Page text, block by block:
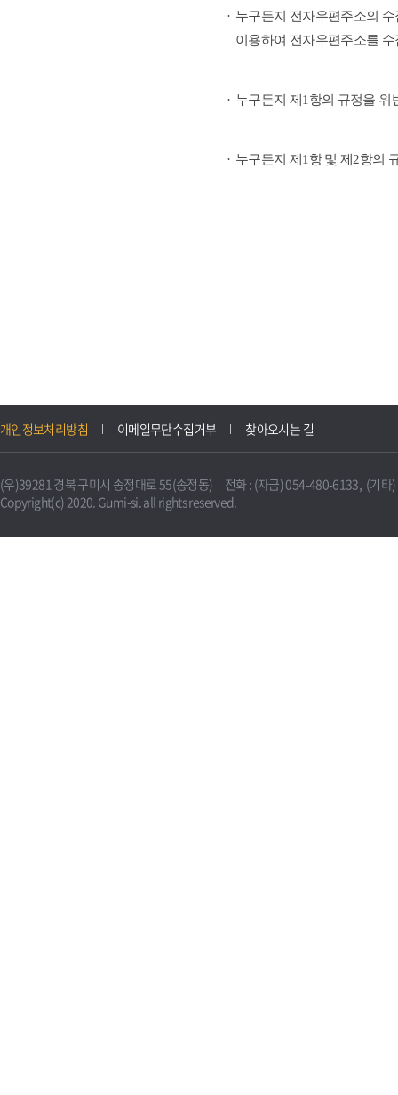
누구든지 전자우편주소의
이용하여 전자우편주소를
누구든지 제1항의 규정을 위
누구든지 제1항 및 제2항의
개인정보처리방침 이메일무단수집거부 찾아오시는 길
(우)39281 경북 구미시 송정대로 55(송정동) 전화 : (자금) 054-480-6133, (기타
Copyright(c) 2020. Gumi-si. all rights reserved.